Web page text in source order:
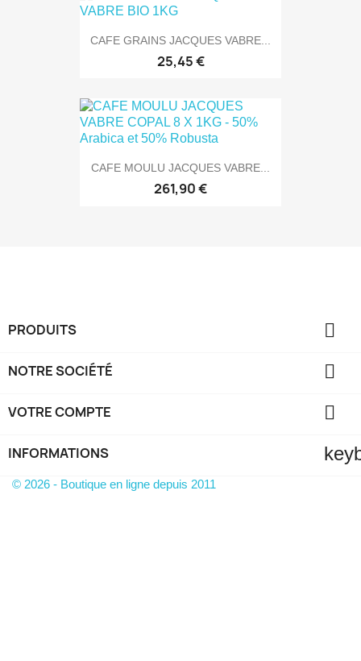
CAFE GRAINS JACQUES VABRE...
25,45 €
CAFE MOULU JACQUES VABRE...
261,90 €
PRODUITS 
NOTRE SOCIÉTÉ 
VOTRE COMPTE 
INFORMATIONS
© 2026 - Boutique en ligne depuis 2011